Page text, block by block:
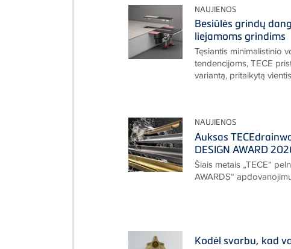
NAUJIENOS
Besiūlės grindų
liejamoms grindims
Tęsiantis minimalistinio
tendencijoms, TECE
variantą, pritaikytą
NAUJIENOS
Auksas
DESIGN AWARD
Šiais metais „TECE“
AWARDS“
Kodėl svarbu, kad